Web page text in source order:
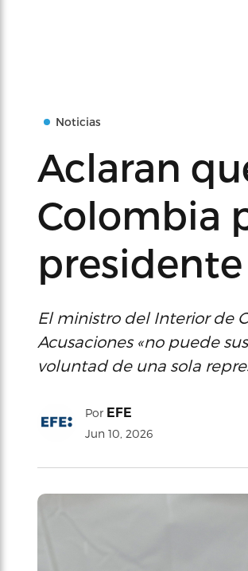
Noticias
Aclaran
Colombia
presidente
El ministro del Interior de
Acusaciones «no puede
voluntad de una sola
Por EFE
Jun 10, 2026